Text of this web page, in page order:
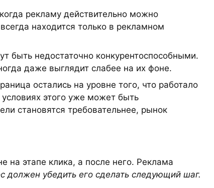
рекламу действительно можно
находится только в рекламном
быть недостаточно конкурентоспособными.
даже выглядит слабее на их фоне.
остались на уровне того, что работало
этого уже может быть
становятся требовательнее, рынок
на этапе клика, а после него. Реклама
должен убедить его сделать следующий шаг.